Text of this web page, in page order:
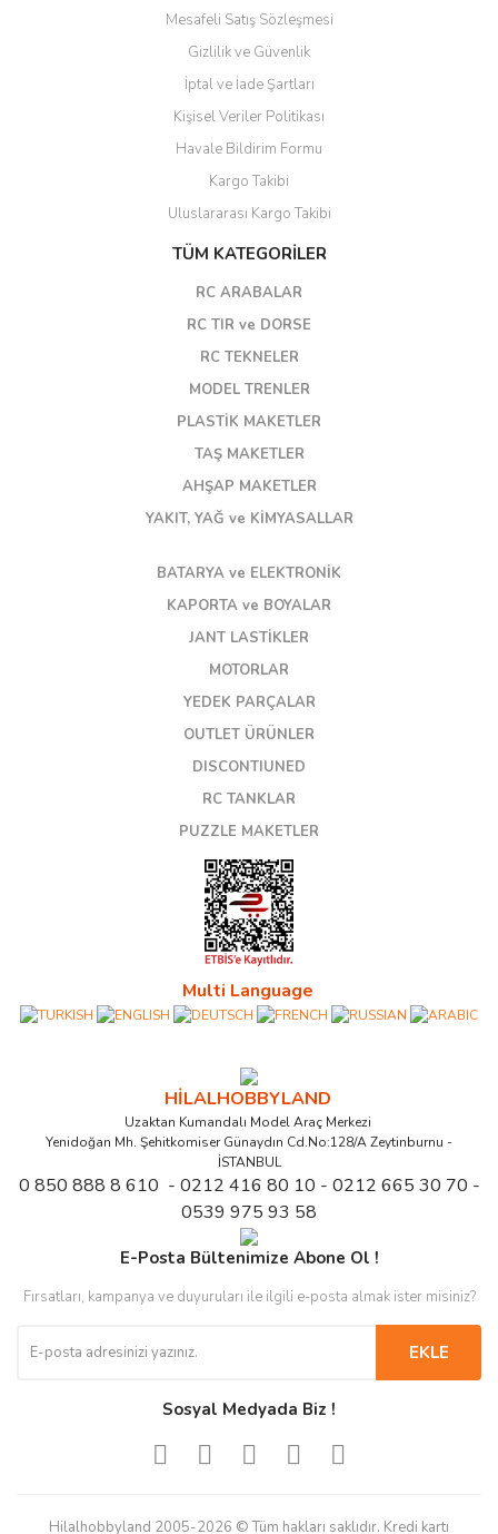
Mesafeli Satış Sözleşmesi
Gizlilik ve Güvenlik
İptal ve İade Şartları
Kişisel Veriler Politikası
Havale Bildirim Formu
Kargo Takibi
Uluslararası Kargo Takibi
TÜM KATEGORİLER
RC ARABALAR
RC TIR ve DORSE
RC TEKNELER
MODEL TRENLER
PLASTİK MAKETLER
TAŞ MAKETLER
AHŞAP MAKETLER
YAKIT, YAĞ ve KİMYASALLAR
BATARYA ve ELEKTRONİK
KAPORTA ve BOYALAR
JANT LASTİKLER
MOTORLAR
YEDEK PARÇALAR
OUTLET ÜRÜNLER
DISCONTIUNED
RC TANKLAR
PUZZLE MAKETLER
Multi Language
HİLALHOBBYLAND
Uzaktan Kumandalı Model Araç Merkezi
Yenidoğan Mh. Şehitkomiser Günaydın Cd.No:128/A Zeytinburnu -
İSTANBUL
0 850 888 8 610 - 0212 416 80 10 - 0212 665 30 70 -
0539 975 93 58
E-Posta Bültenimize Abone Ol !
Fırsatları, kampanya ve duyuruları ile ilgili e-posta almak ister misiniz?
EKLE
Sosyal Medyada Biz !
Hilalhobbyland 2005-2026 © Tüm hakları saklıdır. Kredi kartı